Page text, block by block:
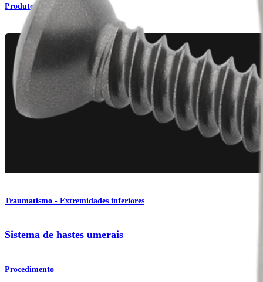
Produto
Traumatismo - Extremidades inferiores
Sistema de hastes umerais
Procedimento